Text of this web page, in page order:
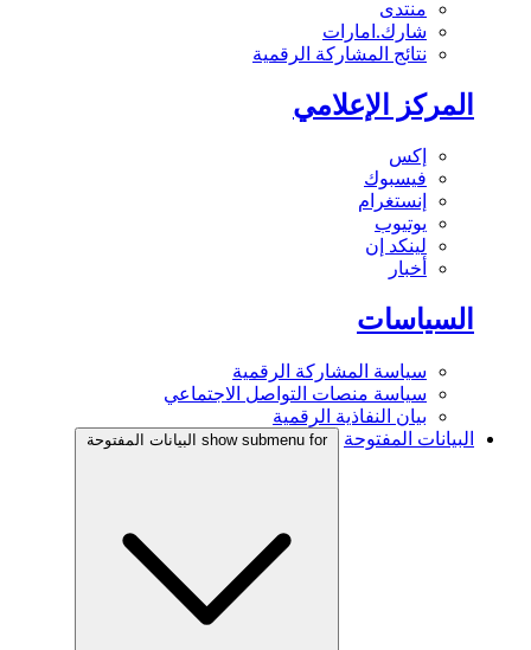
منتدى
شارك.امارات
نتائج المشاركة الرقمية
المركز الإعلامي
إكس
فيسبوك
إنستغرام
يوتيوب
لينكد إن
أخبار
السياسات
سياسة المشاركة الرقمية
سياسة منصات التواصل الاجتماعي
بيان النفاذية الرقمية
البيانات المفتوحة
show submenu for البيانات المفتوحة